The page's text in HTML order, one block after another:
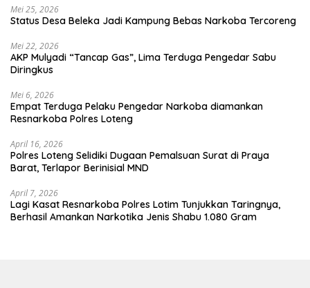
Mei 25, 2026
Status Desa Beleka Jadi ‎Kampung Bebas Narkoba Tercoreng
Mei 22, 2026
AKP Mulyadi “Tancap Gas”, Lima Terduga Pengedar Sabu
Diringkus
Mei 6, 2026
Empat Terduga Pelaku Pengedar Narkoba diamankan
Resnarkoba Polres Loteng
April 16, 2026
Polres Loteng Selidiki Dugaan Pemalsuan Surat di Praya
Barat, Terlapor Berinisial MND
April 7, 2026
Lagi Kasat Resnarkoba Polres Lotim Tunjukkan Taringnya,
Berhasil Amankan Narkotika Jenis Shabu 1.080 Gram